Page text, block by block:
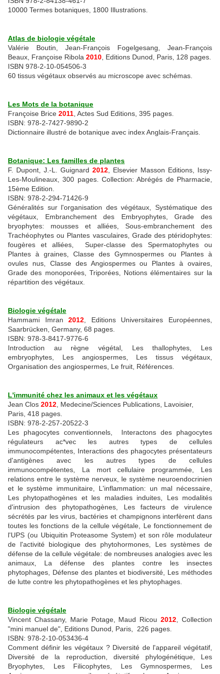
10000 Termes botaniques, 1800 Illustrations.
Atlas de biologie végétale
Valérie Boutin, Jean-François Fogelgesang, Jean-François
Beaux, Françoise Ribola 2010 , Editions Dunod, Paris, 128 pages.
ISBN 978-2-10-054506-3
60 tissus végétaux observés au microscope avec schémas.
Les Mots de la botanique
Françoise Brice 2011 , Actes Sud Editions, 395 pages.
ISBN: 978-2-7427-9890-2
Dictionnaire illustré de botanique avec index Anglais-Français.
Botanique: Les familles de plantes
F. Dupont, J.-L. Guignard 2012 , Elsevier Masson Editions, Issy-
Les-Moulineaux, 300 pages. Collection: Abrégés de Pharmacie,
15ème Edition.
ISBN: 978-2-294-71426-9
Généralités sur l'organisation des végétaux, Systématique des
végétaux, Embranchement des Embryophytes, Grade des
bryophytes: mousses et alliées, Sous-embranchement des
Trachéophytes ou Plantes vasculaires, Grade des ptéridophytes:
fougères et alliées, Super-classe des Spermatophytes ou
Plantes à graines, Classe des Gymnospermes ou Plantes à
ovules nus, Classe des Angiospermes ou Plantes à ovaires,
Grade des monoporées, Triporées, Notions élémentaires sur la
répartition des végétaux.
Biologie végétale
Hammami Imran2012 , Editions Universitaires Européennes,
Saarbrücken, Germany, 68 pages.
ISBN: 978-3-8417-9776-6
Introduction au règne végétal, Les thallophytes, Les
embryophytes, Les angiospermes, Les tissus végétaux,
Organisation des angiospermes, Le fruit, Références.
L'immunité chez les animaux et les végétaux
Jean Clos 2012 , Medecine/Sciences Publications, Lavoisier,
Paris, 418 pages.
ISBN: 978-2-257-20522-3
Les phagocytes conventionnels, Interactons des phagocytes
régulateurs ac*vec les autres types de cellules
immunocompétentes, Interactions des phagocytes présentateurs
d'antigènes avec les autres types de cellules
immunocompétentes, La mort cellulaire programmée, Les
relations entre le système nerveux, le système neuroendocrinien
et le système immunitaire, L'inflammation: un mal nécessaire,
Les phytopathogènes et les maladies induites, Les modalités
d'intrusion des phytopathogènes, Les facteurs de virulence
sécrétés par les virus, bactéries et champignons interfèrent dans
toutes les fonctions de la cellule végétale, Le fonctionnement de
l'UPS (ou Ubiquitin Proteasome System) et son rôle modulateur
de l'activité biologique des phytohormones, Les systèmes de
défense de la cellule végétale: de nombreuses analogies avec les
animaux, La défense des plantes contre les insectes
phytophages, Défense des plantes et biodiversité, Les méthodes
de lutte contre les phytopathogènes et les phytophages.
Biologie végétale
Vincent Chassany, Marie Potage, Maud Ricou 2012 , Collection
"mini manuel de", Editions Dunod, Paris, 226 pages.
ISBN: 978-2-10-053436-4
Comment définir les végétaux ? Diversité de l'appareil végétatif,
Diversité de la reproduction, diversité phylogénétique, Les
Bryophytes, Les Filicophytes, Les Gymnospermes, Les